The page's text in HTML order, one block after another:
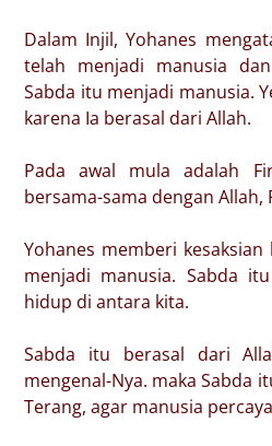
Dalam Injil, Yohanes
telah menjadi manusia
Sabda itu menjadi manusia.
karena Ia berasal dari Allah.
Pada awal mula adalah
bersama-sama dengan Allah,
Yohanes memberi
menjadi manusia. Sabda
hidup di antara kita.
Sabda itu berasal dari
mengenal-Nya. maka Sabda
Terang, agar manusia